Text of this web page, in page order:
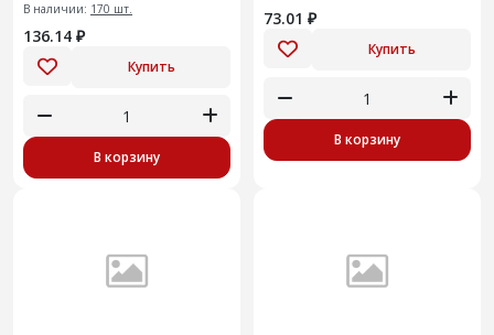
В наличии: 170 шт.
136.14 ₽
Купить
В корзину
73.01 ₽
Купить
В корзину